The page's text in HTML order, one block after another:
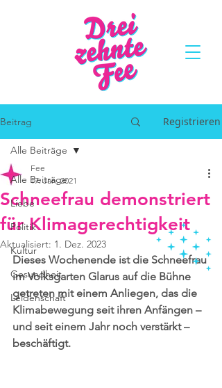
Beitrag Registrieren
Alle Beiträge
Liebe
Politik
Kultur
Gesundheit
Leidenschaft
Alle Beiträge
Schneefrau demonstriert
für Klimagerechtigkeit
Fee
17. Jan. 2021
Aktualisiert: 1. Dez. 2023
Dieses Wochenende ist die Schneefrau
im Volksgarten Glarus auf die Bühne
getreten mit einem Anliegen, das die
Klimabewegung seit ihren Anfängen –
und seit einem Jahr noch verstärkt –
beschäftigt.